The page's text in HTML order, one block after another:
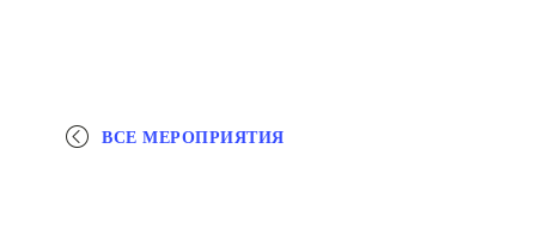
ВСЕ МЕРОПРИЯТИЯ